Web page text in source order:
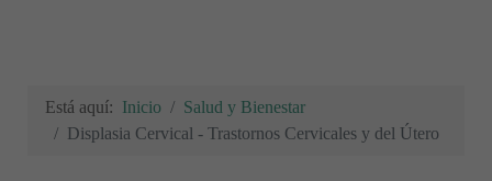
Está aquí: Inicio
Salud y Bienestar
Displasia Cervical - Trastornos Cervicales y del Útero